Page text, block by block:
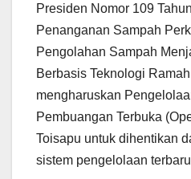
Presiden Nomor 109
Penanganan Sampah
Pengolahan Sampah
Berbasis Teknologi
mengharuskan
Pembuangan Terbuka
Toisapu untuk dihentikan
sistem pengelolaan